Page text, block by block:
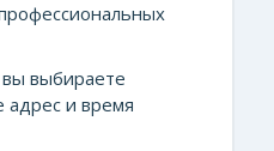
выбираете
адрес и время